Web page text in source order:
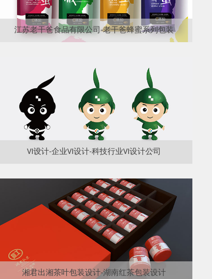
江苏老干爸食品有限公司-老干爸蜂蜜系列包装
VI设计-企业VI设计-科技行业VI设计公司
湘君出湘茶叶包装设计-湖南红茶包装设计